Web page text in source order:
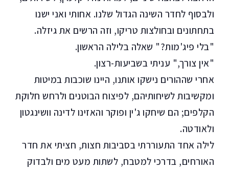
ולבסוף לחדר השינה הגדול שלנו. אחותי ואני ישנו
בתחתונים ובחולצות טריקו, וזה הרשים את גיזלה.
"בלי פיג'מות?" שאלה בלילה הראשון.
"אין צורך," עניתי בשביעות-רצון.
אחרי שההורים נישקו אותנו, היינו שוכבות במיטות
ומקשיבות לשיחותיהם, לפיצוח הבוטנים ולרחש חלוקת
הקלפים; הם שיחקו ג'ין ופוקר והאזינו לדינה וושינגטון
ולאודטה.
לילה אחד התעוררתי בסביבות חצות, חציתי את חדר
האורחים, בדרכי למטבח, לשתות מעט מים ולבדוק